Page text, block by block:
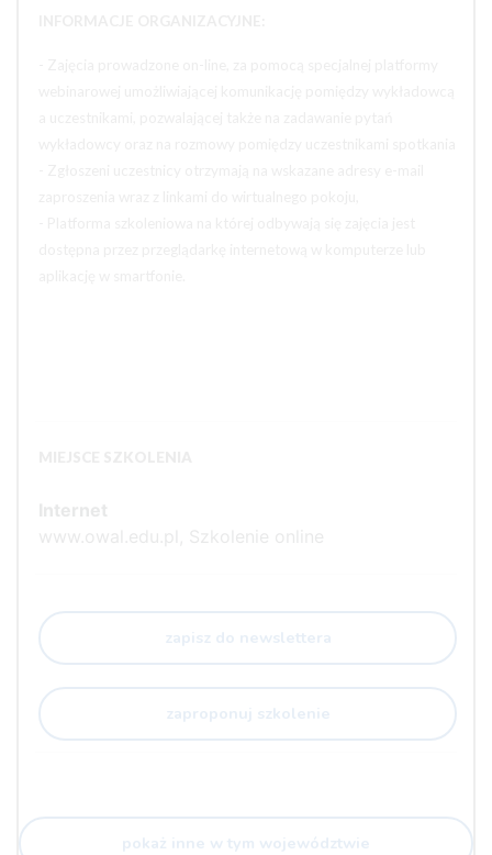
zapisz do newslettera
zaproponuj szkolenie
pokaż inne w tym województwie